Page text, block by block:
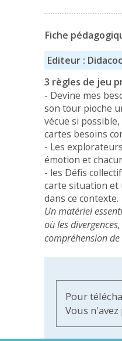
Fiche
Editeur :
3 règles de jeu
- Devine mes
son tour pioche
vécue si
cartes besoins
- Les
émotion et
- les Défis
carte situation et
dans ce contexte.
Un matériel
où les
compréhension de
Pour
Vous